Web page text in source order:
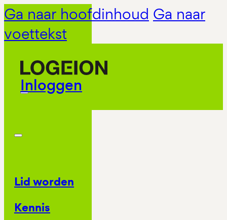
Ga naar hoofdinhoud Ga naar
voettekst
Inloggen
Lid worden
Kennis